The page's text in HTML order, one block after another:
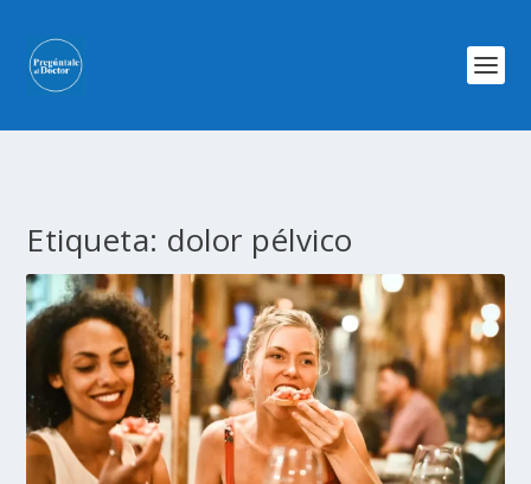
Etiqueta: dolor pélvico